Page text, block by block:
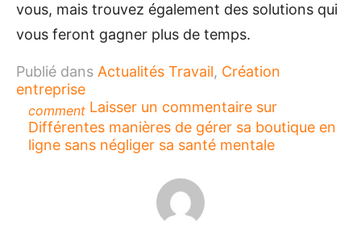
vous, mais trouvez également des solutions qui
vous feront gagner plus de temps.
Publié dans Actualités Travail, Création
entreprise
comment Laisser un commentaire sur
Différentes manières de gérer sa boutique en
ligne sans négliger sa santé mentale